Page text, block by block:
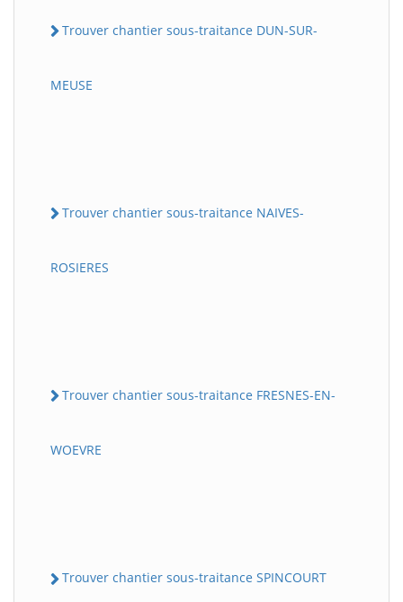
Trouver chantier sous-traitance DUN-SUR-
MEUSE
Trouver chantier sous-traitance NAIVES-
ROSIERES
Trouver chantier sous-traitance FRESNES-EN-
WOEVRE
Trouver chantier sous-traitance SPINCOURT